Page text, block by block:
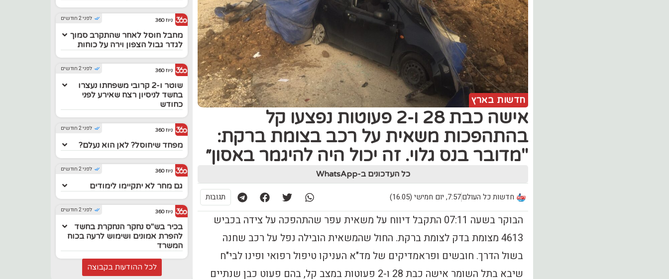
חדשות בארץ
אישה כבת 28 ו-2 פעוטות נפצעו קל
בהתהפכות משאית על רכב בצומת ברקת:
"מדובר בנס גלוי. זה יכול היה להיגמר באסון״
כל העדכונים ב-WhatsApp
חדשות כל העולם7:57, יום חמישי (16.05) תגובות
הבוקר בשעה 07:11 התקבל דיווח על משאית עפר שהתהפכה על צידה בכביש
4613 מצומת בדק לצומת ברקת. החול שהמשאית הובילה נפל על רכב שחנה
בשול הדרך. חובשים ופראמדיקים של מד"א העניקו טיפול רפואי ופינו לבי"ח
שיבא בתל השומר אישה כבת 28 ו-2 פעוטות במצב קל, בהם פעוט כבן שנתיים
לפני 2 חודשים ניוז 360
מחבל חוסל לאחר שהתקרב סמוך
לגדר גבול הצפון וירה על כוחות
לפני 2 חודשים ניוז 360
שוטר ו-2 קרובי משפחתו נעצרו
בחשד לניסיון רצח שאירע לפני
כחודש
לפני 2 חודשים ניוז 360
מפחד שיחוסל? לאן הוא נעלם?
לפני 2 חודשים ניוז 360
גם מחר לא יתקיימו לימודים
לפני 2 חודשים ניוז 360
בכיר בש"ס נחקר הנחקרת בחשד
להפרת אמונים ושימוש לרעה בכוח
המשרד
לכל ההודעות בקבוצה